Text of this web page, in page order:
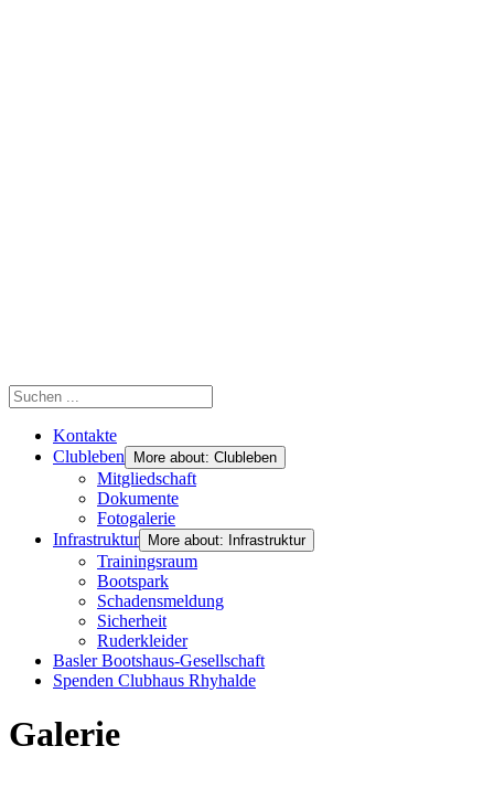
Kontakte
Clubleben
More about: Clubleben
Mitgliedschaft
Dokumente
Fotogalerie
Infrastruktur
More about: Infrastruktur
Trainingsraum
Bootspark
Schadensmeldung
Sicherheit
Ruderkleider
Basler Bootshaus-Gesellschaft
Spenden Clubhaus Rhyhalde
Galerie